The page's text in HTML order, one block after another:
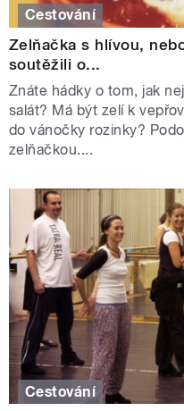
Cestování
Zelňačka s hlívou,
soutěžili o...
Znáte hádky o tom, jak
salát? Má být zelí k
do vánočky rozinky?
zelňačkou....
Cestování